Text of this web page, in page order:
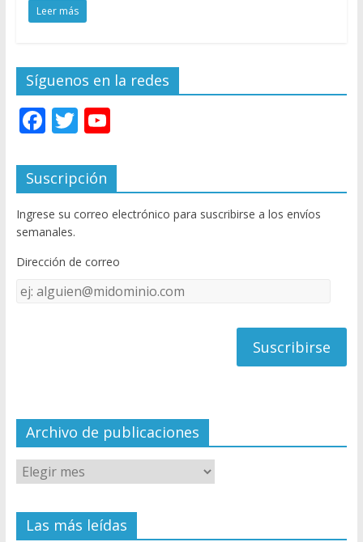
Leer más
Síguenos en la redes
F
e
b
o
o
k
T
itt
er
Y
u
T
u
e
C
el
Suscripción
Ingrese su correo electrónico para suscribirse a los envíos
semanales.
Dirección de correo
Dirección
de
Archivo de publicaciones
Las más leídas